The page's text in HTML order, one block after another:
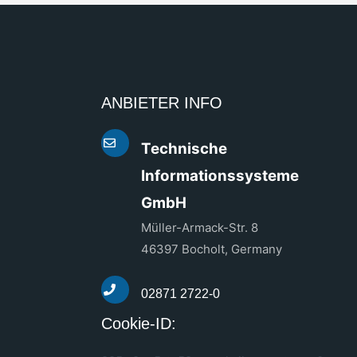
ANBIETER INFO
Technische
Informationssysteme
GmbH
Müller-Armack-Str. 8
46397 Bocholt, Germany
02871 2722-0
Cookie-ID: